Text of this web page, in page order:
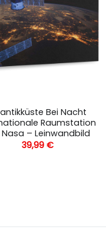
Bei Nacht
Raumstation
Nasa – Leinwandbild
39,99 €